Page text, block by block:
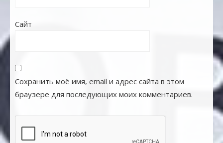
Сайт
Сохранить моё имя, email и адрес сайта в этом
браузере для последующих моих комментариев.